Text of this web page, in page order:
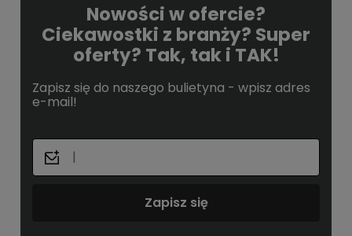
Nowości w ofercie?
Ciekawostki z branży? Super
oferty? Tak, tak i TAK!
Zapisz się do naszego bulietyna - wpisz adres
e-mail!
Zapisz się